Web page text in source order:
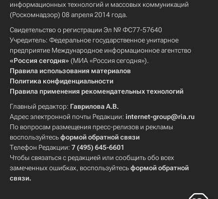
информационных технологий и массовых коммуникаций
(Роскомнадзор) 08 апреля 2014 года.
Свидетельство о регистрации Эл № ФС77-57640
Учредитель: Федеральное государственное унитарное
предприятие Международное информационное агентство
«Россия сегодня» (МИА «Россия сегодня»).
Правила использования материалов
Политика конфиденциальности
Правила применения рекомендательных технологий
Главный редактор: Гаврилова А.В.
Адрес электронной почты Редакции: internet-group@ria.ru
По вопросам размещения пресс-релизов и рекламы
воспользуйтесьформой обратной связи
Телефон Редакции: 7 (495) 645-6601
Чтобы связаться с редакцией или сообщить обо всех
замеченных ошибках, воспользуйтесьформой обратной
связи.